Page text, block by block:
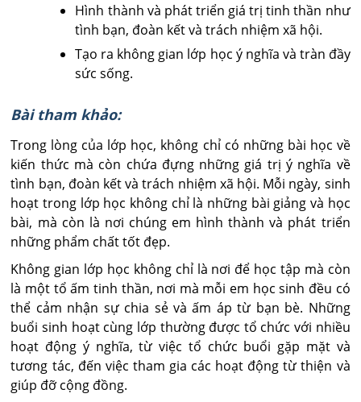
Hình thành và phát triển giá trị tinh thần như
tình bạn, đoàn kết và trách nhiệm xã hội.
Tạo ra không gian lớp học ý nghĩa và tràn đầy
sức sống.
Bài tham khảo:
Trong lòng của lớp học, không chỉ có những bài học về
kiến thức mà còn chứa đựng những giá trị ý nghĩa về
tình bạn, đoàn kết và trách nhiệm xã hội. Mỗi ngày, sinh
hoạt trong lớp học không chỉ là những bài giảng và học
bài, mà còn là nơi chúng em hình thành và phát triển
những phẩm chất tốt đẹp.
Không gian lớp học không chỉ là nơi để học tập mà còn
là một tổ ấm tinh thần, nơi mà mỗi em học sinh đều có
thể cảm nhận sự chia sẻ và ấm áp từ bạn bè. Những
buổi sinh hoạt cùng lớp thường được tổ chức với nhiều
hoạt động ý nghĩa, từ việc tổ chức buổi gặp mặt và
tương tác, đến việc tham gia các hoạt động từ thiện và
giúp đỡ cộng đồng.